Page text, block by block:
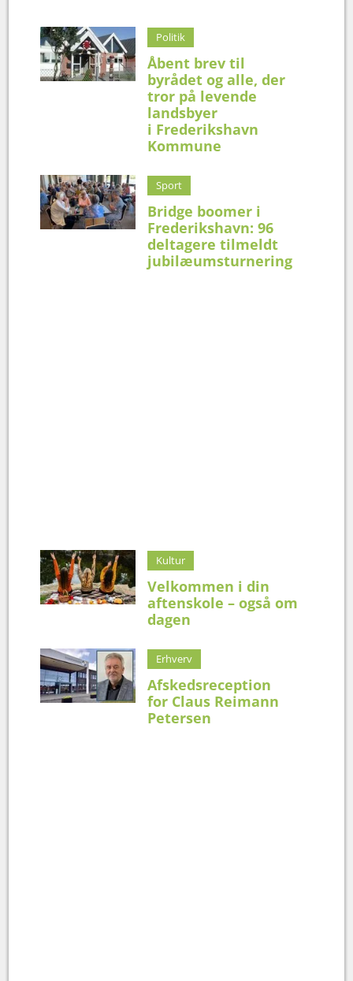
Politik
Åbent brev til
byrådet og alle, der
tror på levende
landsbyer
i Frederikshavn
Kommune
Sport
Bridge boomer i
Frederikshavn: 96
deltagere tilmeldt
jubilæumsturnering
Kultur
Velkommen i din
aftenskole – også om
dagen
Erhverv
Afskedsreception
for Claus Reimann
Petersen